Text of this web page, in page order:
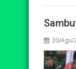
20/Agu/